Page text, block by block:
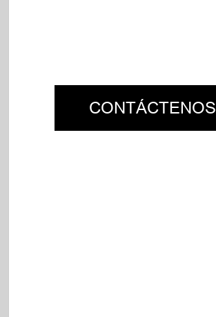
CONTÁCTENOS